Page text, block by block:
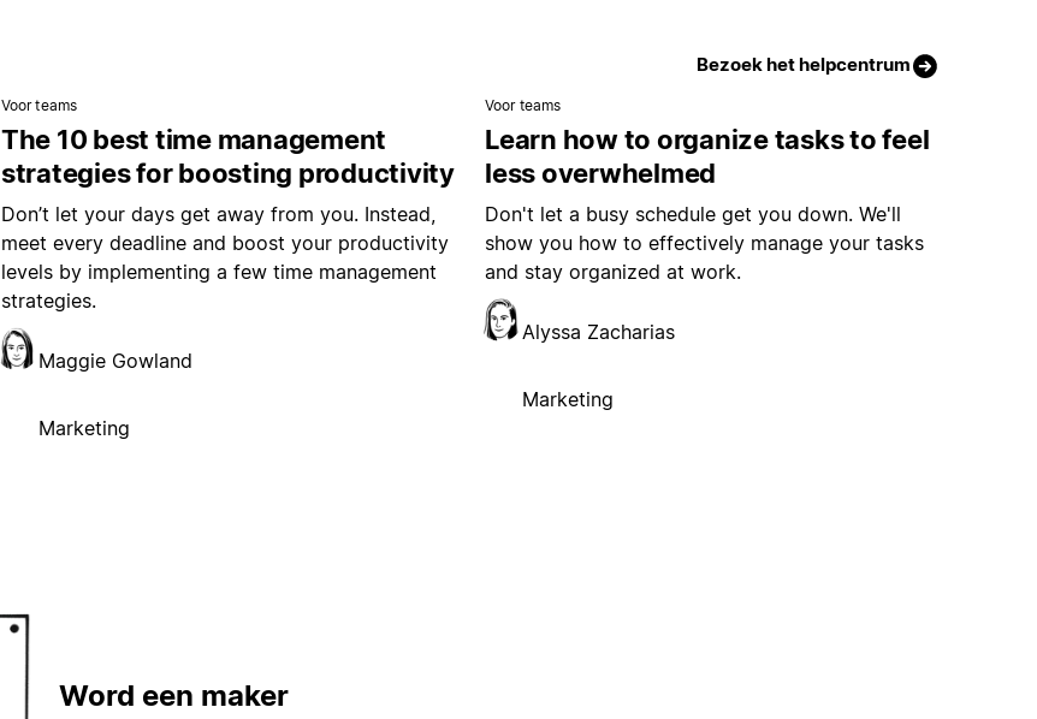
Bezoek het helpcentrum
Voor teams
The 10 best time management
strategies for boosting productivity
Don’t let your days get away from you. Instead,
meet every deadline and boost your productivity
levels by implementing a few time management
strategies.
Maggie Gowland
Marketing
Voor teams
Learn how to organize tasks to feel
less overwhelmed
Don't let a busy schedule get you down. We'll
show you how to effectively manage your tasks
and stay organized at work.
Alyssa Zacharias
Marketing
Word een maker